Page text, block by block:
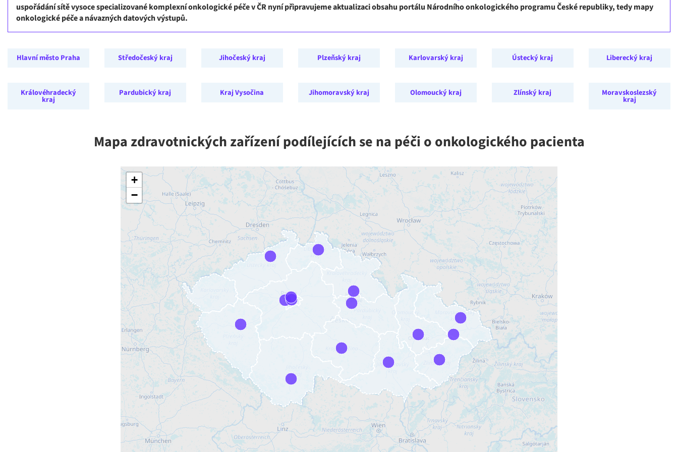
uspořádání sítě vysoce specializované komplexní onkologické péče v ČR nyní připravujeme aktualizaci obsahu portálu Národního onkologického programu České republiky, tedy mapy
onkologické péče a návazných datových výstupů.
Hlavní město Praha Středočeský kraj Jihočeský kraj Plzeňský kraj Karlovarský kraj Ústecký kraj Liberecký kraj
Královéhradecký
kraj
Pardubický kraj Kraj Vysočina Jihomoravský kraj Olomoucký kraj Zlínský kraj Moravskoslezský
kraj
Mapa zdravotnických zařízení podílejících se na péči o onkologického pacienta
+
−